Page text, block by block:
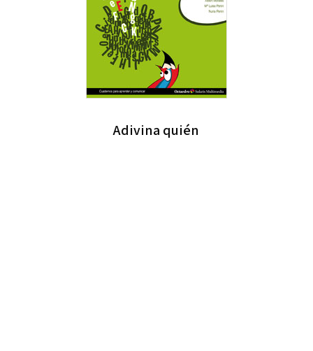
Adivina quién